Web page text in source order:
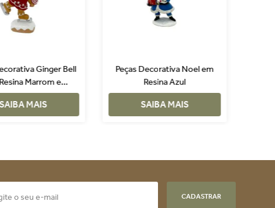
Ginger Bell
Marrom e
Vermelho
SAIBA MAIS
Peças Decorativa Noel em
Resina Azul
SAIBA MAIS
CADASTRAR